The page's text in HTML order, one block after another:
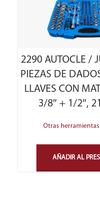
2290 AUTOCLE /
PIEZAS DE
LLAVES CON
3/8″ + 1/2″,
Otras herramientas
AÑADIR AL